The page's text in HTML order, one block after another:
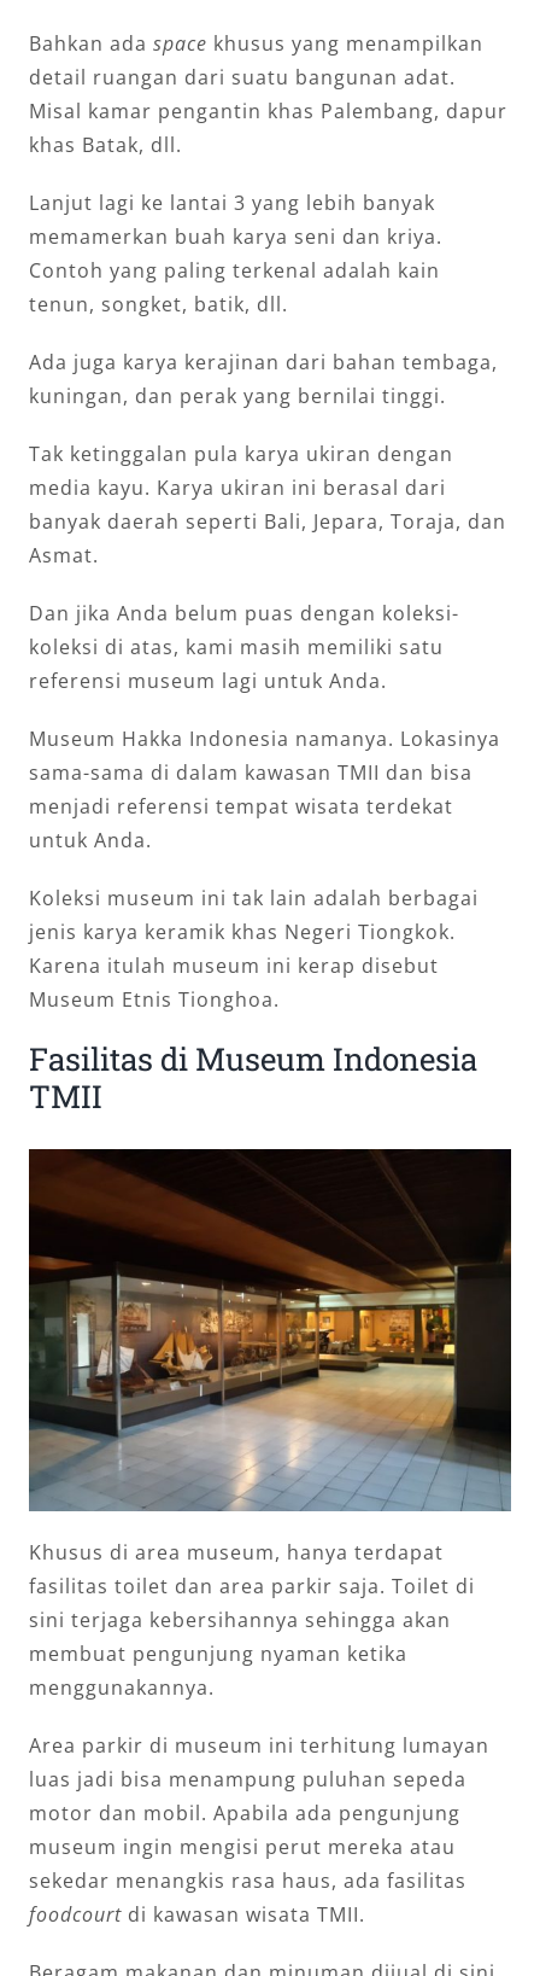
Bahkan ada space khusus yang menampilkan
detail ruangan dari suatu bangunan adat.
Misal kamar pengantin khas Palembang, dapur
khas Batak, dll.
Lanjut lagi ke lantai 3 yang lebih banyak
memamerkan buah karya seni dan kriya.
Contoh yang paling terkenal adalah kain
tenun, songket, batik, dll.
Ada juga karya kerajinan dari bahan tembaga,
kuningan, dan perak yang bernilai tinggi.
Tak ketinggalan pula karya ukiran dengan
media kayu. Karya ukiran ini berasal dari
banyak daerah seperti Bali, Jepara, Toraja, dan
Asmat.
Dan jika Anda belum puas dengan koleksi-
koleksi di atas, kami masih memiliki satu
referensi museum lagi untuk Anda.
Museum Hakka Indonesia namanya. Lokasinya
sama-sama di dalam kawasan TMII dan bisa
menjadi referensi tempat wisata terdekat
untuk Anda.
Koleksi museum ini tak lain adalah berbagai
jenis karya keramik khas Negeri Tiongkok.
Karena itulah museum ini kerap disebut
Museum Etnis Tionghoa.
Fasilitas di Museum Indonesia
TMII
Khusus di area museum, hanya terdapat
fasilitas toilet dan area parkir saja. Toilet di
sini terjaga kebersihannya sehingga akan
membuat pengunjung nyaman ketika
menggunakannya.
Area parkir di museum ini terhitung lumayan
luas jadi bisa menampung puluhan sepeda
motor dan mobil. Apabila ada pengunjung
museum ingin mengisi perut mereka atau
sekedar menangkis rasa haus, ada fasilitas
foodcourt di kawasan wisata TMII.